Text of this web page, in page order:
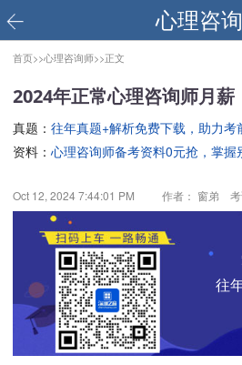
心理咨
首页>>心理咨询师>>正文
2024年正常心理咨询师月薪
真题： 往年真题+解析免费下载，助力考
资料： 心理咨询师备考资料0元抢，掌
Oct 12, 2024 7:44:01 PM 作者： 窗弟 考
往